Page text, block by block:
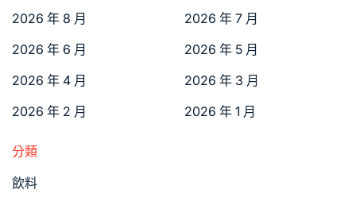
2026 年 8 月
2026 年 7 月
2026 年 6 月
2026 年 5 月
2026 年 4 月
2026 年 3 月
2026 年 2 月
2026 年 1 月
分類
飲料